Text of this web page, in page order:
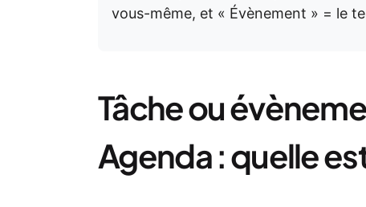
vous-même, et « Évènement » = le
Tâche ou
Agenda : quelle